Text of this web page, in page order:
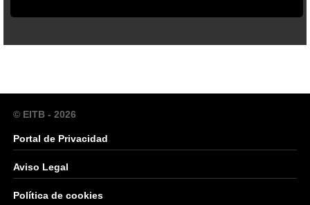
© EITB - 2026
Portal de Privacidad
Aviso Legal
Política de cookies